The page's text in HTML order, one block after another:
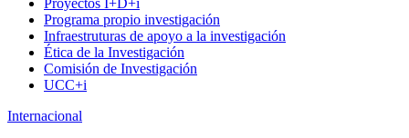
Proyectos I+D+i
Programa propio investigación
Infraestruturas de apoyo a la investigación
Ética de la Investigación
Comisión de Investigación
UCC+i
Internacional